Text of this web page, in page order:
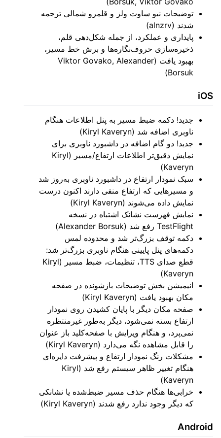
توضیحات نیو ساوت ولز و قلمرو شمالی ترجمه
شدند (alnzrv)
پایداری و عملکرد، از جمله شکل‌دهی قلم،
ذخیره‌سازی حروف‌نگاره‌ها و برش خط مسیر،
بهبود یافت (Viktor Govako, Alexander
Borsuk)
iOS
جدید! دکمه ضبط مسیر به پنل اطلاعات هنگام
ناوبری اضافه شد (Kiryl Kaveryn)
جدید! دو گام اضافه در داشبورد ناوبری برای
نمایش دقیق‌تر اطلاعات ارتفاع/مسیر (Kiryl
Kaveryn)
سبک نمودار ارتفاع در داشبورد ناوبری به‌روز شد
و مسیرهایی که ارتفاع منفی دارند اکنون درست
نمایش داده می‌شوند (Kiryl Kaveryn)
نمایش فهرست نشانک اشتباه در نسخه
TestFlight رفع شد (Alexander Borsuk)
دکمه توقف بزرگ‌تر شد و محدوده لمس
دکمه‌های پنل پایینی هنگام ناوبری بزرگ‌تر شد:
قطع صدای TTS، تنظیمات، ضبط مسیر (Kiryl
Kaveryn)
انیمیشن بخش توضیحات بازشونده در صفحه
مکان بهبود یافت (Kiryl Kaveryn)
صفحه مکان دیگر با پایان کشیدن روی نمودار
ارتفاع بسته نمی‌شود، دیگر به‌طور غیرمنتظره
نمی‌پرد، و هنگام ویرایش با صفحه‌کلید باز عنوان
را قابل مشاهده نگه می‌دارد (Kiryl Kaveryn)
مشکلات رنگ نمودار ارتفاع و پیشرفت دایره‌ای
هنگام تغییر ظاهر سیستم رفع شد (Kiryl
Kaveryn)
خرابی‌ها هنگام حذف مسیر ضبط‌شده یا نشانکی
که دیگر وجود ندارد رفع شدند (Kiryl Kaveryn)
Android